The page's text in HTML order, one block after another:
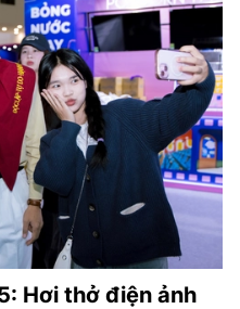
Hơi thở điện ảnh